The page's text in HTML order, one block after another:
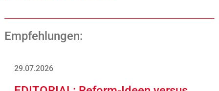
Empfehlungen:
29.07.2026